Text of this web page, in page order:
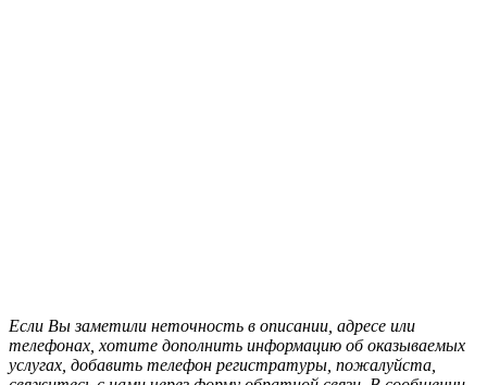
Если Вы заметили неточность в описании, адресе или
телефонах, хотите дополнить информацию об оказываемых
услугах, добавить телефон регистратуры, пожалуйста,